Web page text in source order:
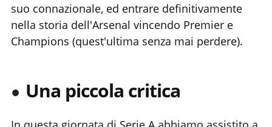
suo connazionale, ed entrare definitivamente
nella storia dell'Arsenal vincendo Premier e
Champions (quest'ultima senza mai perdere).
Una piccola critica